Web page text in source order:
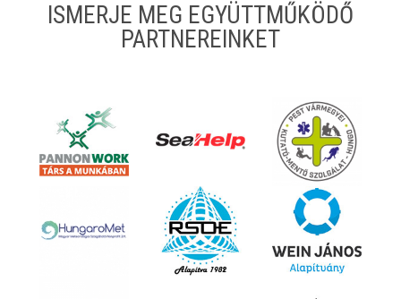
ISMERJE MEG EGYÜTTMŰKÖDŐ
PARTNEREINKET